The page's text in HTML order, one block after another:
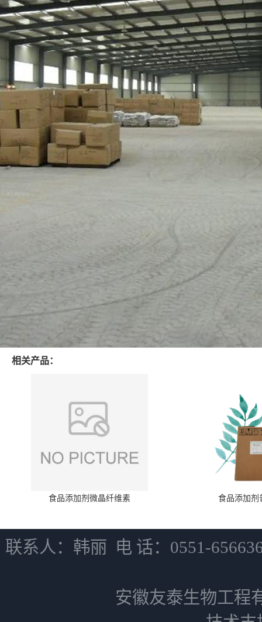
相关产品：
食品添加剂微晶纤维素 食品添加剂
联系人：韩丽 电 话：0551-
安徽友泰生物工程